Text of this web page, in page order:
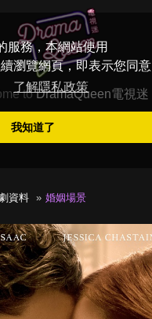
服務，本網站使用
瀏覽網頁，即表示您同意
了解隱私政策
我知道了
toDramaQueen電視迷
資料 婚姻場景